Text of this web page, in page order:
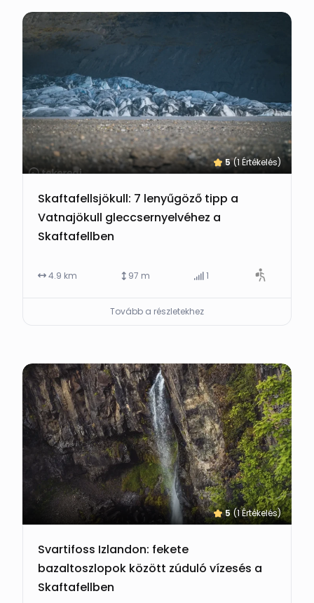
5 (1 Értékelés)
Skaftafellsjökull: 7 lenyűgöző tipp a
Vatnajökull gleccsernyelvéhez a
Skaftafellben
4.9 km 97 m 1
Tovább a részletekhez
5 (1 Értékelés)
Svartifoss Izlandon: fekete
bazaltoszlopok között zúduló vízesés a
Skaftafellben